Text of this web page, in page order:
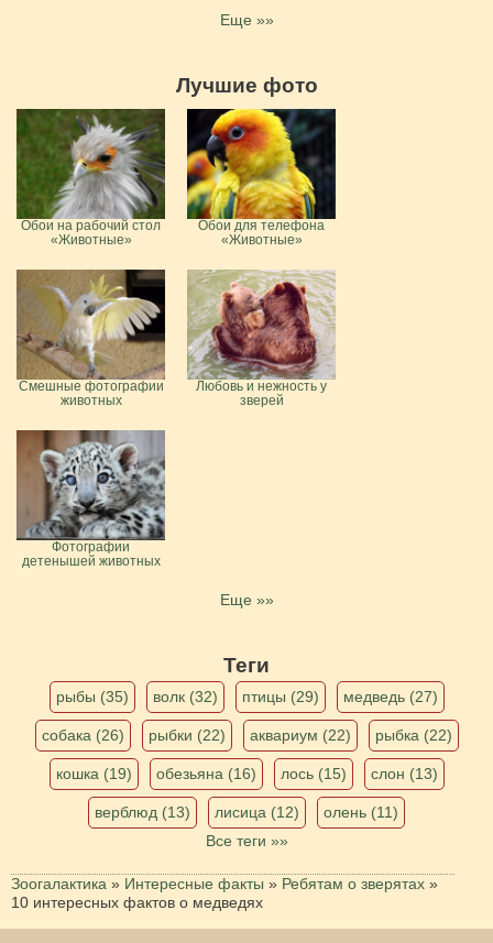
Еще »»
Лучшие фото
Обои на рабочий стол
«Животные»
Обои для телефона
«Животные»
Смешные фотографии
животных
Любовь и нежность у
зверей
Фотографии
детенышей животных
Еще »»
Теги
рыбы (35) волк (32) птицы (29) медведь (27)
собака (26) рыбки (22) аквариум (22) рыбка (22)
кошка (19) обезьяна (16) лось (15) слон (13)
верблюд (13) лисица (12)
олень (11)
Все теги »»
Зоогалактика » Интересные факты » Ребятам о зверятах »
10 интересных фактов о медведях